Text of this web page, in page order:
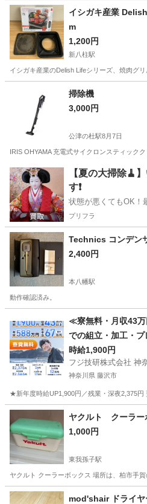
千葉 八街市 八街駅 キッチン家電
イシガキ産業
m
1,200円
新八柱駅
イシガキ産業のDelish Lifeシリーズ、焼肉グ
新八柱駅
掃除機
3,000円
公津の杜駅8月7日
IRIS OHYAMA 充電式サイクロンスティック
千葉 成田市 公津の杜駅 生活家
【夏の大掃除🧹
す❗️
状態が悪くてもOK！
プリフラ
Technics コンデン
2,400円
本八幡駅
動作確認済み。
本八幡駅 オーディ
≪寮無料・月収43
での組立・加工・プ
時給1,900円
フジ技研株式会社 神
神奈川県 藤沢市
★新年度時給UP1,900円／残業・深夜2,375
神奈川 藤沢市 その他
ヤクルト クーラー
1,000円
東我孫子駅
ヤクルト クーラーボックス 場所は、柏市手
千葉 我孫子市 東我孫子駅 キッ
mod'shair ドライ